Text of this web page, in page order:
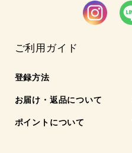
ご利用ガイド
登録方法
お届け・返品について
ポイントについて